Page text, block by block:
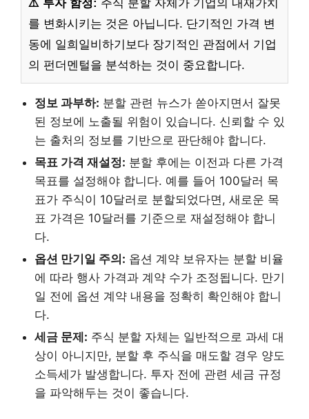
⚠️ 투자 함정: 주식 분할 자체가 기업의 내재가치
를 변화시키는 것은 아닙니다. 단기적인 가격 변
동에 일희일비하기보다 장기적인 관점에서 기업
의 펀더멘털을 분석하는 것이 중요합니다.
정보 과부하: 분할 관련 뉴스가 쏟아지면서 잘못
된 정보에 노출될 위험이 있습니다. 신뢰할 수 있
는 출처의 정보를 기반으로 판단해야 합니다.
목표 가격 재설정: 분할 후에는 이전과 다른 가격
목표를 설정해야 합니다. 예를 들어 100달러 목
표가 주식이 10달러로 분할되었다면, 새로운 목
표 가격은 10달러를 기준으로 재설정해야 합니
다.
옵션 만기일 주의: 옵션 계약 보유자는 분할 비율
에 따라 행사 가격과 계약 수가 조정됩니다. 만기
일 전에 옵션 계약 내용을 정확히 확인해야 합니
다.
세금 문제: 주식 분할 자체는 일반적으로 과세 대
상이 아니지만, 분할 후 주식을 매도할 경우 양도
소득세가 발생합니다. 투자 전에 관련 세금 규정
을 파악해두는 것이 좋습니다.